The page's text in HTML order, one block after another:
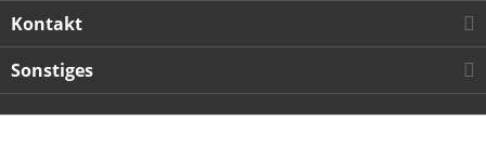
Kontakt
Sonstiges